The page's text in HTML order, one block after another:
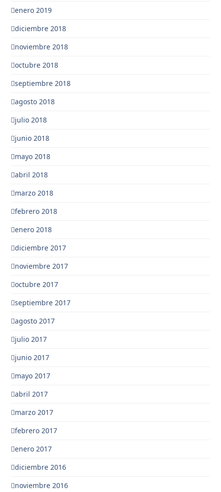
enero 2019
diciembre 2018
noviembre 2018
octubre 2018
septiembre 2018
agosto 2018
julio 2018
junio 2018
mayo 2018
abril 2018
marzo 2018
febrero 2018
enero 2018
diciembre 2017
noviembre 2017
octubre 2017
septiembre 2017
agosto 2017
julio 2017
junio 2017
mayo 2017
abril 2017
marzo 2017
febrero 2017
enero 2017
diciembre 2016
noviembre 2016